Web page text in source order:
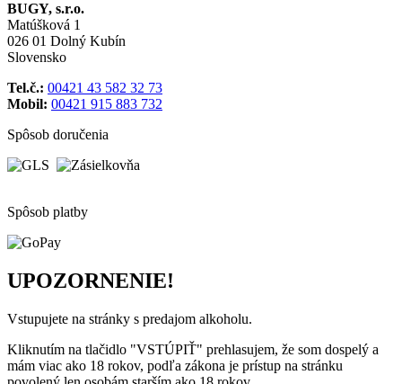
BUGY, s.r.o.
Matúšková 1
026 01 Dolný Kubín
Slovensko
Tel.č.: 00421 43 582 32 73
Mobil: 00421 915 883 732
Spôsob doručenia
Spôsob platby
UPOZORNENIE!
Vstupujete na stránky s predajom alkoholu.
Kliknutím na tlačidlo "VSTÚPIŤ" prehlasujem, že som dospelý a
mám viac ako 18 rokov, podľa zákona je prístup na stránku